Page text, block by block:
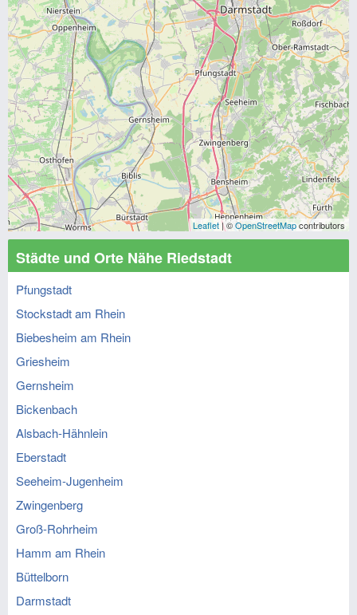
Leaflet| ©OpenStreetMapcontributors
Städte und Orte Nähe Riedstadt
Pfungstadt
Stockstadt am Rhein
Biebesheim am Rhein
Griesheim
Gernsheim
Bickenbach
Alsbach-Hähnlein
Eberstadt
Seeheim-Jugenheim
Zwingenberg
Groß-Rohrheim
Hamm am Rhein
Büttelborn
Darmstadt